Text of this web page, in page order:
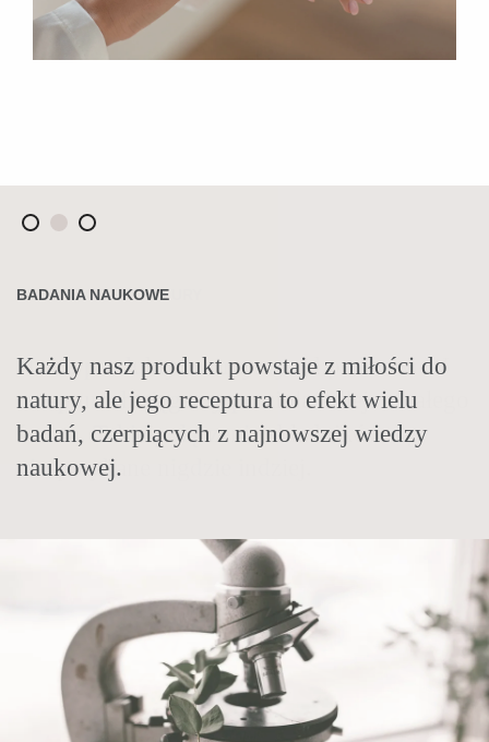
AUTORSKIE RECEPTURY
Nasze produkty tworzymy od podstaw. W
recepturach sięgamy po zioła i oleje z całego
świata. Takie połączenia składników są
niespotykane nigdzie indziej.
BADANIA NAUKOWE
Każdy nasz produkt powstaje z miłości do
natury, ale jego receptura to efekt wielu
badań, czerpiących z najnowszej wiedzy
naukowej.
TRADYCJA I NAUKA
Tradycje zielarskie stosujemy
nowocześnie. Łączymy historyczną wiedzę
zielarską z całego świata z najnowszymi
badaniami naukowymi.